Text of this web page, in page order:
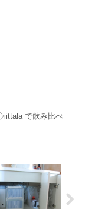
で飲み比べ